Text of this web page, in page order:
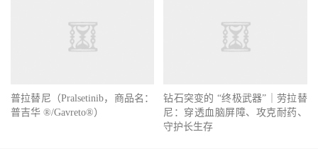
普拉替尼（Pralsetinib，商品名：
普吉华 ®/Gavreto®）
守护长生存